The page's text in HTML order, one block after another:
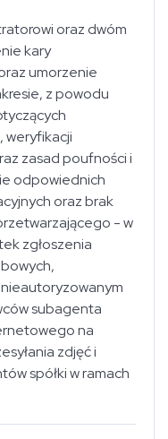
oraz dwóm
kary
umorzenie
z powodu
weryfikacji
zasad poufności i
odpowiednich
oraz brak
- w
zgłoszenia
subagenta
na
zdjęć i
spółki w ramach